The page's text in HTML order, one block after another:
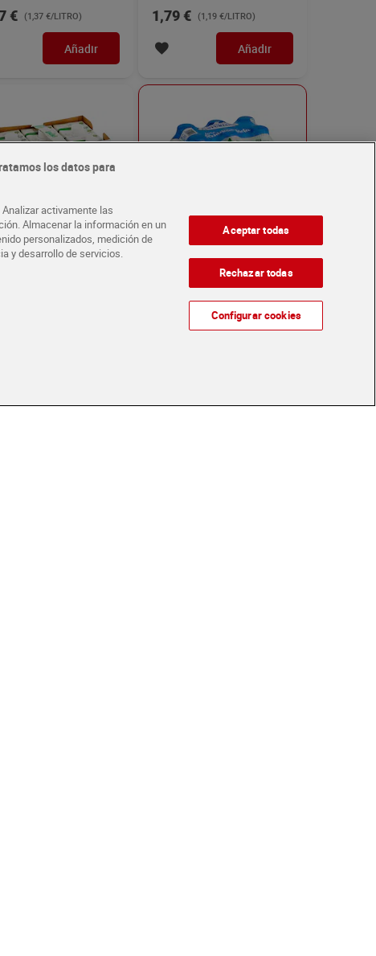
€ (1,37 €/LITRO)
Añadir
1,79 € (1,19 €/LITRO)
Añadir
Leche semidesnatada
Asturiana pack 6 x 2.2 L
Oferta CLUB Dia
4% dto.
13,62 €
los datos para
activamente las
Almacenar la información en un
personalizados, medición de
y desarrollo de servicios.
Aceptar todas
Rechazar todas
Configurar cookies